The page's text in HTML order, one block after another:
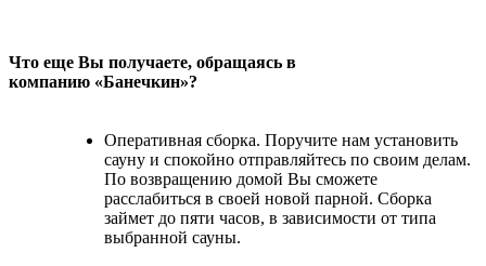
Что еще Вы получаете, обращаясь в
компанию «Банечкин»?
Оперативная сборка. Поручите нам установить
сауну и спокойно отправляйтесь по своим делам.
По возвращению домой Вы сможете
расслабиться в своей новой парной. Сборка
займет до пяти часов, в зависимости от типа
выбранной сауны.